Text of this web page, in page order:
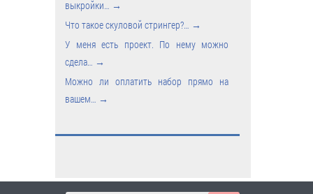
выкройки… →
Что такое скуловой стрингер?… →
У меня есть проект. По нему можно
сдела… →
Можно ли оплатить набор прямо на
вашем… →